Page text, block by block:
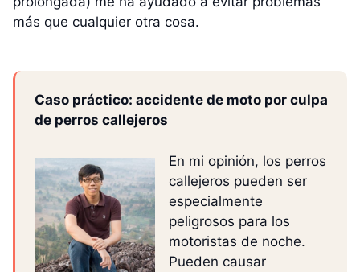
más que cualquier otra cosa.
Caso práctico: accidente de moto por culpa
de perros callejeros
En mi opinión, los perros
callejeros pueden ser
especialmente
peligrosos para los
motoristas de noche.
Pueden causar